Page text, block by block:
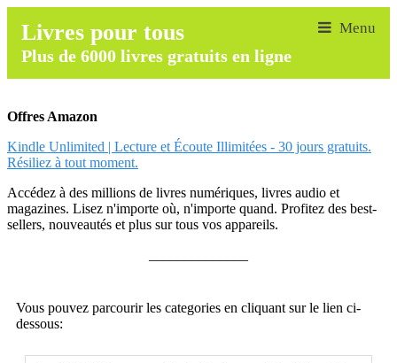
Livres pour tous
Plus de 6000 livres gratuits en ligne
Offres Amazon
Kindle Unlimited | Lecture et Écoute Illimitées - 30 jours gratuits.
Résiliez à tout moment.
Accédez à des millions de livres numériques, livres audio et
magazines. Lisez n'importe où, n'importe quand. Profitez des best-
sellers, nouveautés et plus sur tous vos appareils.
Vous pouvez parcourir les categories en cliquant sur le lien ci-
dessous: